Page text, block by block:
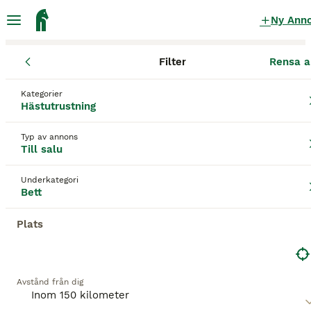
Ny
Filter Rensa
Kategorier
Hästutrustning
Typ av annons
Till salu
Underkategori
Bett
Plats
Avstånd från dig
Bett till salu i Karlskrona
Spara sökning